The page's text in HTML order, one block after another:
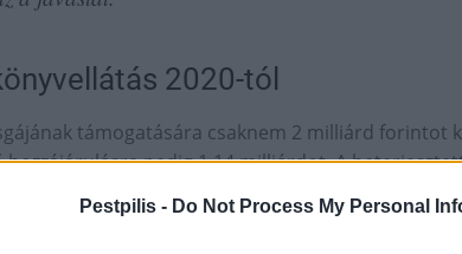
Pestpilis - Do Not Process My Personal
2020-tól
támogatására csaknem 2 milliárd forintot
hozzájárulásra pedig 1,14 milliárdot. A
teljes körűvé válik a 2020/2021. tanévtől. A
valamennyi tanuló számára központilag